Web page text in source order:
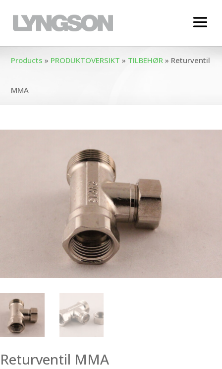
Products » PRODUKTOVERSIKT » TILBEHØR » Returventil
MMA
Returventil MMA